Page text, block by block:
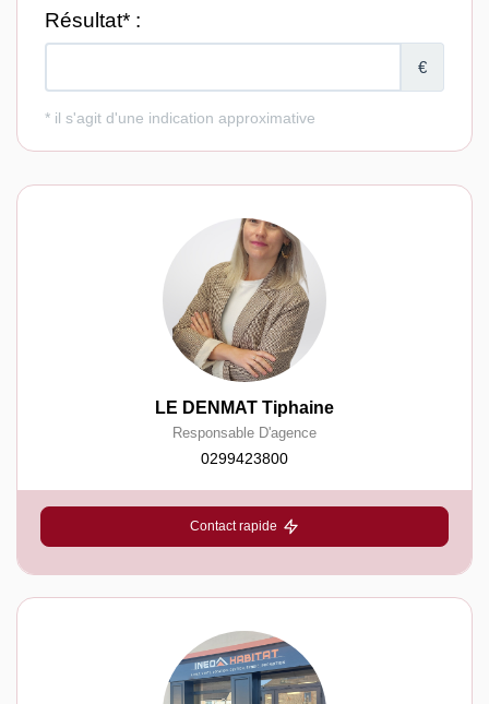
LE DENMAT Tiphaine
Responsable D'agence
0299423800
Contact rapide